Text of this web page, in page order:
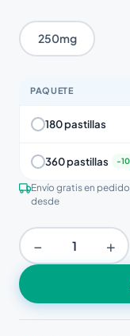
250mg
PAQUETE
180 pastillas
360 pastillas
Envío gratis en
desde
− +